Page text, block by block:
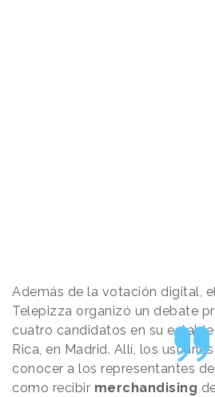
Además de la votación digital,
Telepizza organizó un debate
cuatro candidatos en su
Rica, en Madrid. Allí, los
conocer a los representantes
como recibir merchandising